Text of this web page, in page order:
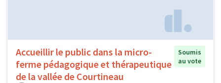
Accueillir le public dans la micro-
ferme pédagogique et thérapeutique
de la vallée de Courtineau
Soumis
au vote